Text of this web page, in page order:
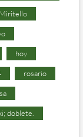
hoy
rosario
doblete.